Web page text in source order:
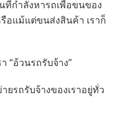
ที่กำลังหารถเพื่อขนของ
อแม้แต่ขนส่งสินค้า เราก็
“อ้วนรถรับจ้าง”
ยรถรับจ้างของเราอยู่ทั่ว